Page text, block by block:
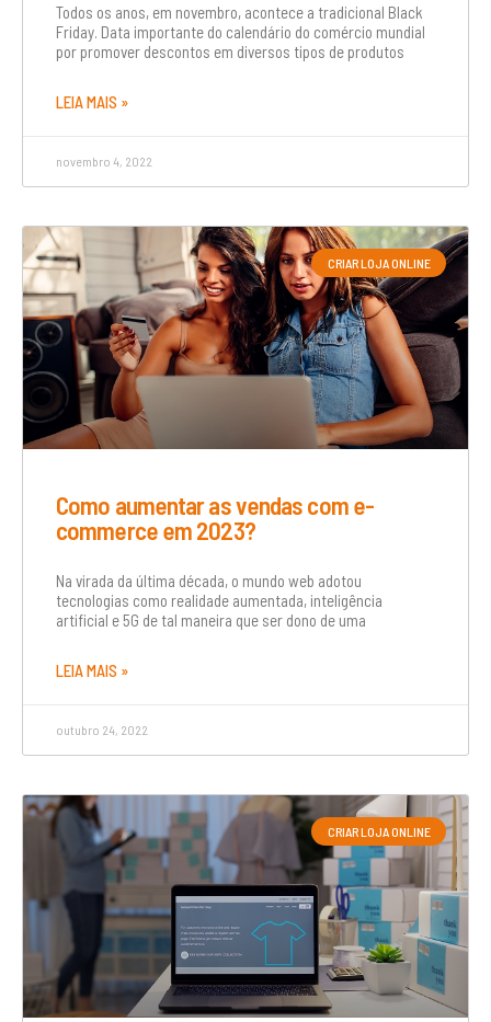
Todos os anos, em novembro, acontece a tradicional Black
Friday. Data importante do calendário do comércio mundial
por promover descontos em diversos tipos de produtos
LEIA MAIS »
novembro 4, 2022
CRIAR LOJA ONLINE
Como aumentar as vendas com e-
commerce em 2023?
Na virada da última década, o mundo web adotou
tecnologias como realidade aumentada, inteligência
artificial e 5G de tal maneira que ser dono de uma
LEIA MAIS »
outubro 24, 2022
CRIAR LOJA ONLINE